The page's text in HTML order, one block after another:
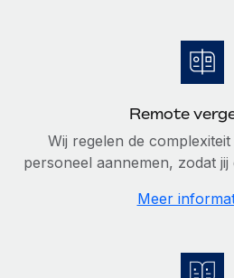
Remote
Wij regelen de
personeel aannemen, zodat
Meer